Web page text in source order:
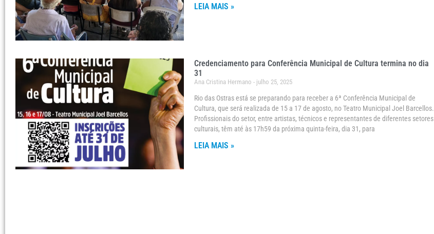
LEIA MAIS »
Credenciamento para Conferência Municipal de Cultura termina no dia
31
Ana Cristina Hermano julho 25, 2025
Rio das Ostras está se preparando para receber a 6ª Conferência Municipal de
Cultura, que será realizada de 15 a 17 de agosto, no Teatro Municipal Joel Barcellos.
Profissionais do setor, entre artistas, técnicos e representantes de diferentes setores
culturais, têm até às 17h59 da próxima quinta-feira, dia 31, para
LEIA MAIS »